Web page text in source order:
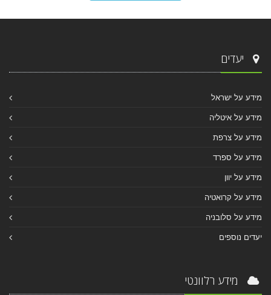
יעדים
מידע על ישראל
מידע על איטליה
מידע על צרפת
מידע על ספרד
מידע על יוון
מידע על קרואטיה
מידע על סלובניה
יעדים נוספים
מידע רלוונטי